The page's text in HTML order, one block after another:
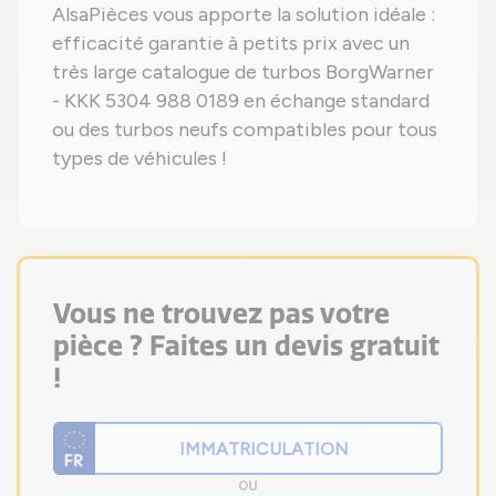
AlsaPièces vous apporte la solution idéale :
efficacité garantie à petits prix avec un
très large catalogue de turbos BorgWarner
- KKK 5304 988 0189 en échange standard
ou des turbos neufs compatibles pour tous
types de véhicules !
Vous ne trouvez pas votre
pièce ? Faites un devis gratuit
!
OU